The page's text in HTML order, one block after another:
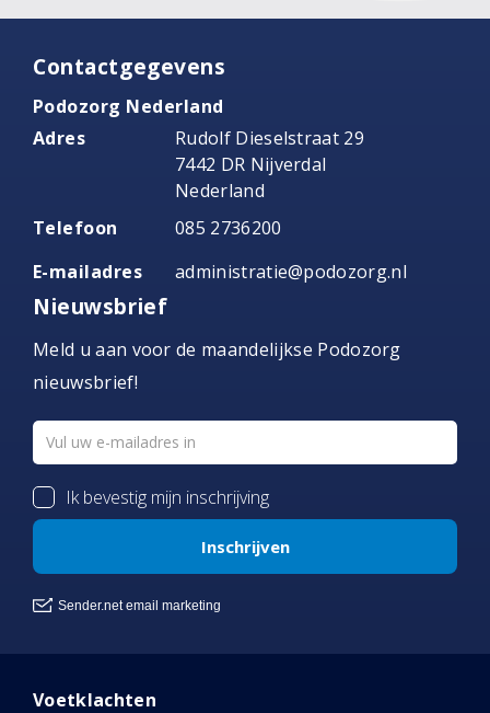
Contactgegevens
Podozorg Nederland
Adres
Rudolf Dieselstraat 29
7442 DR Nijverdal
Nederland
Telefoon
085 2736200
E-mailadres
administratie@podozorg.nl
Nieuwsbrief
Meld u aan voor de maandelijkse Podozorg
nieuwsbrief!
Voetklachten